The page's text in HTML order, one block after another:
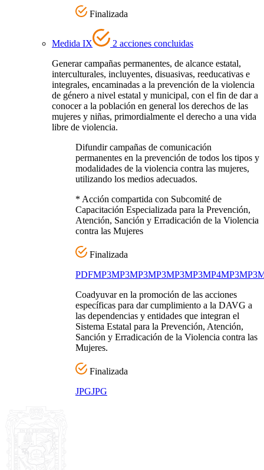
Finalizada
Medida IX
2 acciones concluidas
Generar campañas permanentes, de alcance estatal,
interculturales, incluyentes, disuasivas, reeducativas e
integrales, encaminadas a la prevención de la violencia
de género a nivel estatal y municipal, con el fin de dar a
conocer a la población en general los derechos de las
mujeres y niñas, primordialmente el derecho a una vida
libre de violencia.
Difundir campañas de comunicación
permanentes en la prevención de todos los tipos y
modalidades de la violencia contra las mujeres,
utilizando los medios adecuados.
* Acción compartida con Subcomité de
Capacitación Especializada para la Prevención,
Atención, Sanción y Erradicación de la Violencia
contra las Mujeres
Finalizada
PDFMP3MP3MP3MP3MP3MP3MP4MP3MP3
Coadyuvar en la promoción de las acciones
específicas para dar cumplimiento a la DAVG a
las dependencias y entidades que integran el
Sistema Estatal para la Prevención, Atención,
Sanción y Erradicación de la Violencia contra las
Mujeres.
Finalizada
JPGJPG